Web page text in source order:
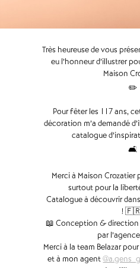
Très heureuse de vous
eu l’honneur d’illustrer
Maison
✏️
Pour fêter les 117 ans,
décoration m’a demandé
catalogue
🛋️
Merci à Maison
surtout pour la
Catalogue à découvrir
!
📖 Conception &
par
Merci à la team Belazar
et à mon agent